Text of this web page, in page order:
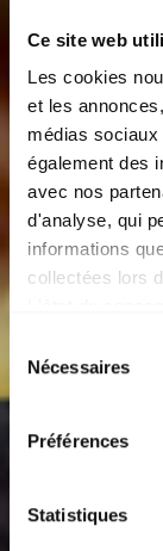
Ce site web
Les cookies
et les
médias
également des
avec nos
d'analyse, qui
informations
collectées lors
consentement
Nécessaires
Préférences
Statistiques
SUN +
ROCK N EAT